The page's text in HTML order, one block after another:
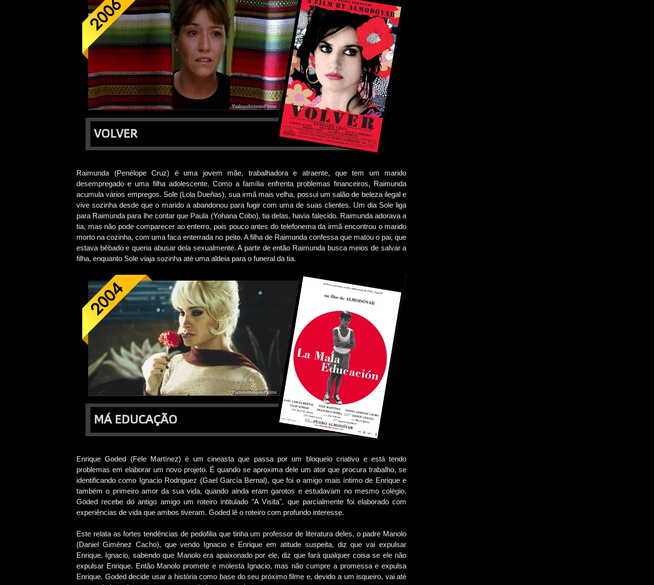
Raimunda (Penélope Cruz) é uma jovem mãe, trabalhadora e atraente, que tem um marido
desempregado e uma filha adolescente. Como a família enfrenta problemas financeiros, Raimunda
acumula vários empregos. Sole (Lola Dueñas), sua irmã mais velha, possui um salão de beleza ilegal e
vive sozinha desde que o marido a abandonou para fugir com uma de suas clientes. Um dia Sole liga
para Raimunda para lhe contar que Paula (Yohana Cobo), tia delas, havia falecido. Raimunda adorava a
tia, mas não pode comparecer ao enterro, pois pouco antes do telefonema da irmã encontrou o marido
morto na cozinha, com uma faca enterrada no peito. A filha de Raimunda confessa que matou o pai, que
estava bêbado e queria abusar dela sexualmente. A partir de então Raimunda busca meios de salvar a
filha, enquanto Sole viaja sozinha até uma aldeia para o funeral da tia.
Enrique Goded (Fele Martínez) é um cineasta que passa por um bloqueio criativo e está tendo
problemas em elaborar um novo projeto. É quando se aproxima dele um ator que procura trabalho, se
identificando como Ignacio Rodriguez (Gael García Bernal), que foi o amigo mais íntimo de Enrique e
também o primeiro amor da sua vida, quando ainda eram garotos e estudavam no mesmo colégio.
Goded recebe do antigo amigo um roteiro intitulado "A Visita", que parcialmente foi elaborado com
experiências de vida que ambos tiveram. Goded lê o roteiro com profundo interesse.
Este relata as fortes tendências de pedofilia que tinha um professor de literatura deles, o padre Manolo
(Daniel Giménez Cacho), que vendo Ignacio e Enrique em atitude suspeita, diz que vai expulsar
Enrique. Ignacio, sabendo que Manolo era apaixonado por ele, diz que fará qualquer coisa se ele não
expulsar Enrique. Então Manolo promete e molesta Ignacio, mas não cumpre a promessa e expulsa
Enrique. Goded decide usar a história como base do seu próximo filme e, devido a um isqueiro, vai até